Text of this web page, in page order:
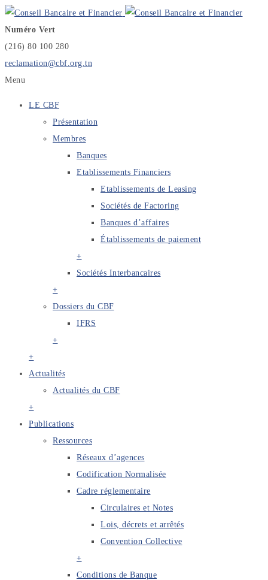
Numéro Vert
(216) 80 100 280
reclamation@cbf.org.tn
Menu
LE CBF
Présentation
Membres
Banques
Etablissements Financiers
Etablissements de Leasing
Sociétés de Factoring
Banques d’affaires
Établissements de paiement
+
Sociétés Interbancaires
+
Dossiers du CBF
IFRS
+
+
Actualités
Actualités du CBF
+
Publications
Ressources
Réseaux d’agences
Codification Normalisée
Cadre réglementaire
Circulaires et Notes
Lois, décrets et arrêtés
Convention Collective
+
Conditions de Banque